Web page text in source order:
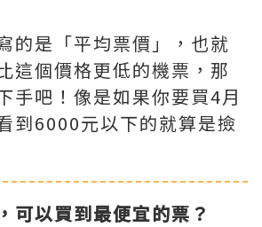
的是「平均票價」，也就
這個價格更低的機票，那
手吧！像是如果你要買4月
到6000元以下的就算是撿
可以買到最便宜的票？